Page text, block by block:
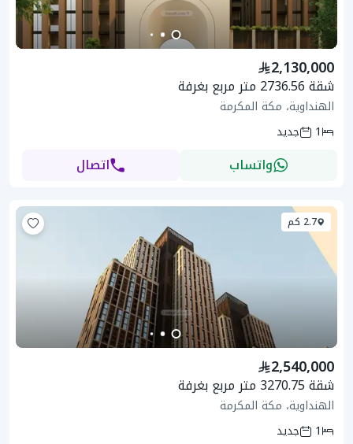
2,130,000
شقة 2736.56 متر مربع بغرفة
الهنداوية، مكة المكرمة
1
جديد
واتساب اتصال
2.7 كم
2,540,000
شقة 3270.75 متر مربع بغرفة
الهنداوية، مكة المكرمة
1
جديد